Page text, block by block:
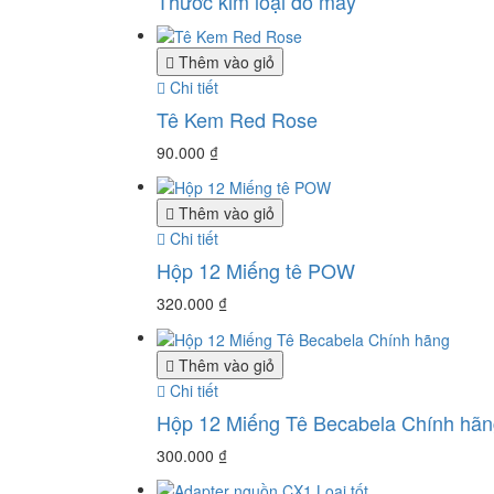
Thêm vào giỏ
Chi tiết
Tê Kem Red Rose
90.000 ₫
Thêm vào giỏ
Chi tiết
Hộp 12 Miếng tê POW
320.000 ₫
Thêm vào giỏ
Chi tiết
Hộp 12 Miếng Tê Becabela Chính
300.000 ₫